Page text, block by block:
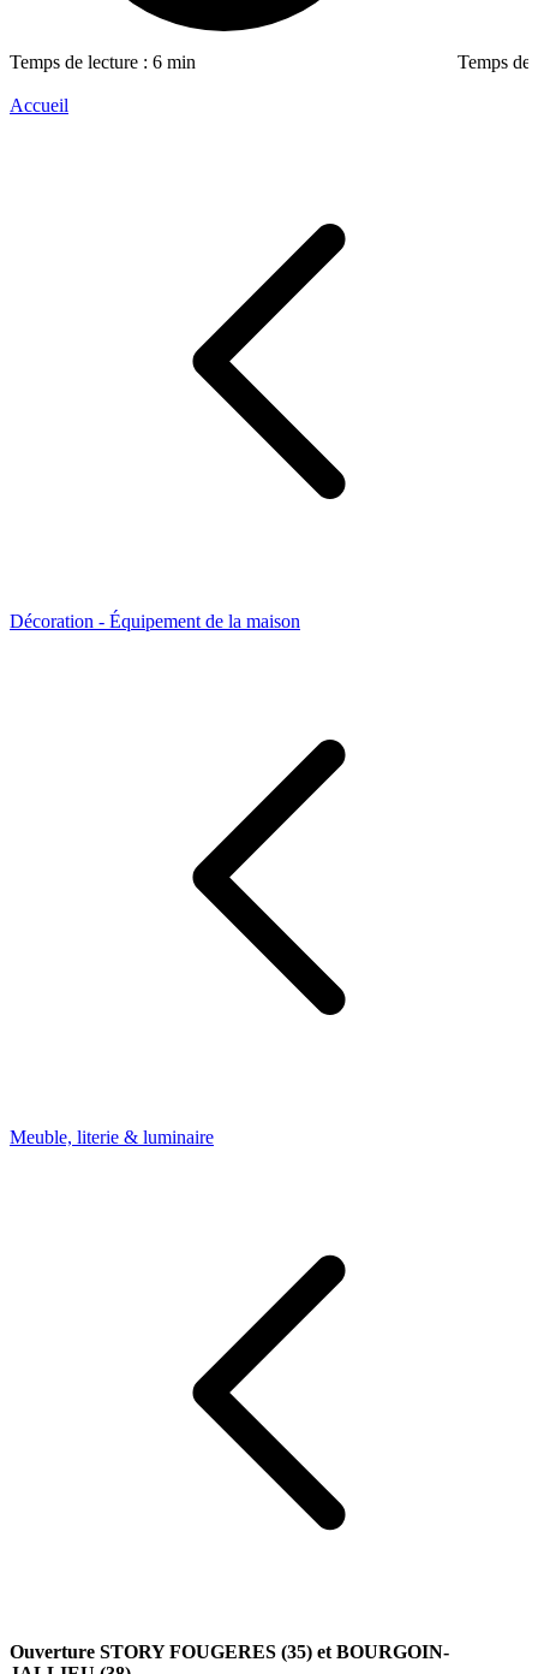
Temps de lecture : 6 min Temps de
Accueil
Décoration - Équipement de la maison
Meuble, literie & luminaire
Ouverture STORY FOUGERES (35) et BOURGOIN-